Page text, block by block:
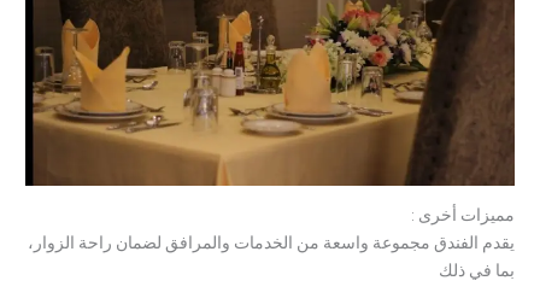
مميزات أخرى :
يقدم الفندق مجموعة واسعة من الخدمات والمرافق لضمان راحة الزوار،
بما في ذلك